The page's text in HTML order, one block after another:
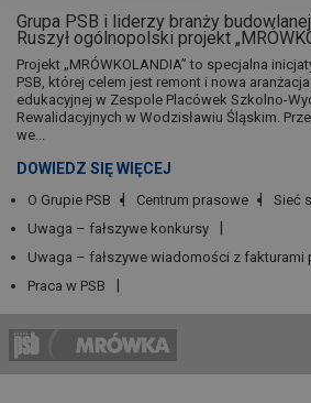
Grupa PSB i liderzy branży
Ruszył ogólnopolski projekt
Projekt „MRÓWKOLANDIA” to specjalna
PSB, której celem jest remont i nowa
edukacyjnej w Zespole Placówek Szkolno-
Rewalidacyjnych w Wodzisławiu Śląskim.
we...
DOWIEDZ SIĘ WIĘCEJ
O Grupie PSB Centrum prasowe Sieć
Uwaga – fałszywe konkursy
Uwaga – fałszywe wiadomości z fakturami
Praca w PSB